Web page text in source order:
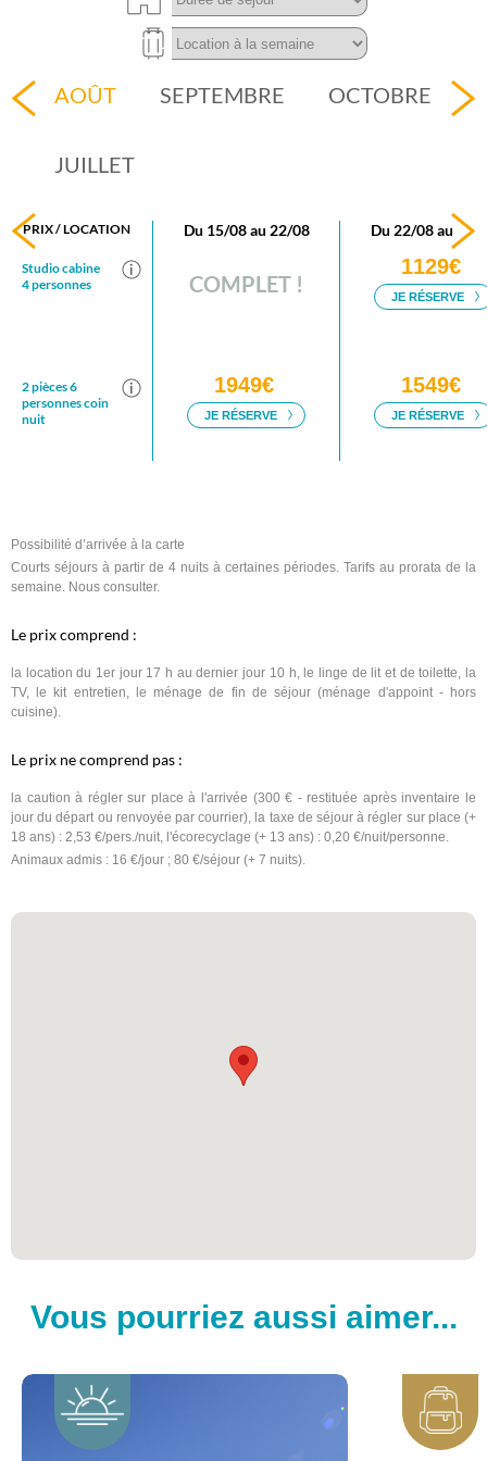
Possibilité d’arrivée à la carte
Courts séjours à partir de 4 nuits à certaines périodes. Tarifs au prorata de la
semaine. Nous consulter.
Le prix comprend :
la location du 1er jour 17 h au dernier jour 10 h, le linge de lit et de toilette, la
TV, le kit entretien, le ménage de fin de séjour (ménage d'appoint - hors
cuisine).
Le prix ne comprend pas :
la caution à régler sur place à l'arrivée (300 € - restituée après inventaire le
jour du départ ou renvoyée par courrier), la taxe de séjour à régler sur place (+
18 ans) : 2,53 €/pers./nuit, l'écorecyclage (+ 13 ans) : 0,20 €/nuit/personne.
Animaux admis : 16 €/jour ; 80 €/séjour (+ 7 nuits).
Vous pourriez aussi aimer...